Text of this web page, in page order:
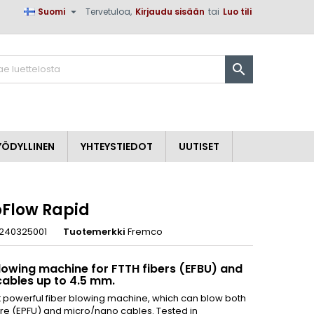
Tervetuloa, Kirjaudu sisään tai Luo tili
Suomi 

YHTEYSTIEDOT UUTISET
Rapid
Tuotemerkki Fremco
machine for FTTH fibers (EFBU) and
up to 4.5 mm.
powerful fiber blowing machine, which can blow both
(EPFU) and micro/nano cables. Tested in